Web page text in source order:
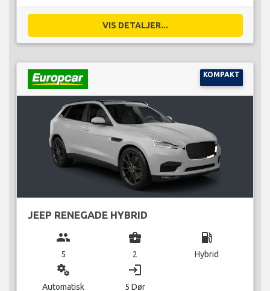
VIS DETALJER...
KOMPAKT
JEEP RENEGADE HYBRID
group
5
business_center
2
local_gas_station
Hybrid
miscellaneous_services
Automatisk
login
5 Dør